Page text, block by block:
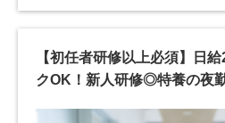
【初任者研修以上必須】日
クOK！新人研修◎特養の夜